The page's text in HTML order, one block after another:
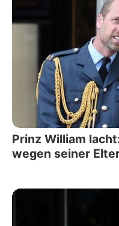
Prinz William
wegen seiner